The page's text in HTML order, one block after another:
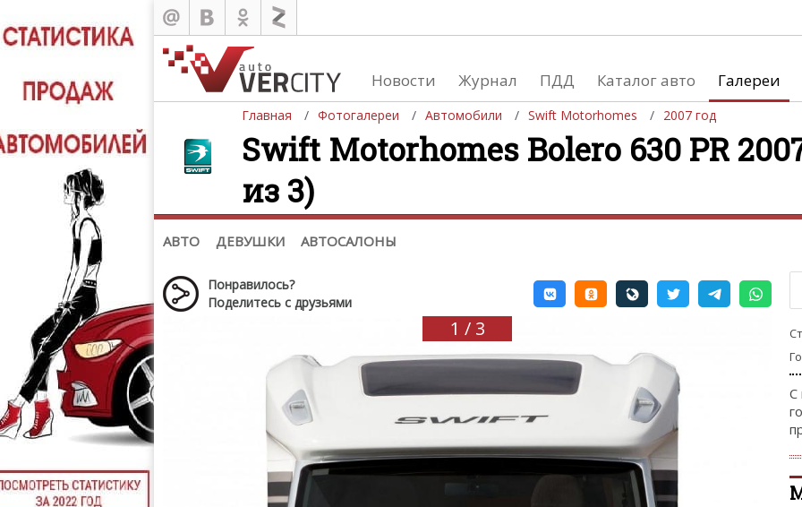
Новости Журнал ПДД Каталог авто Галереи
Главная Фотогалереи Автомобили Swift Motorhomes 2007 год
Swift Motorhomes Bolero 630 PR
из 3)
АВТО ДЕВУШКИ АВТОСАЛОНЫ
Автомобили
Последние добавления
Список марок
(+1102)
Девушки и автомобили
Девушки и мото
Список мировых автосалонов
Понравилось?
Поделитесь с друзьями
1 / 3
С